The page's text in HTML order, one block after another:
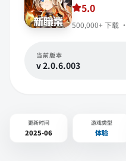
5.0
500,000+ 下载 ·
当前版本
v2.0.6.003
更新时间
2025-06
游戏类型
体验